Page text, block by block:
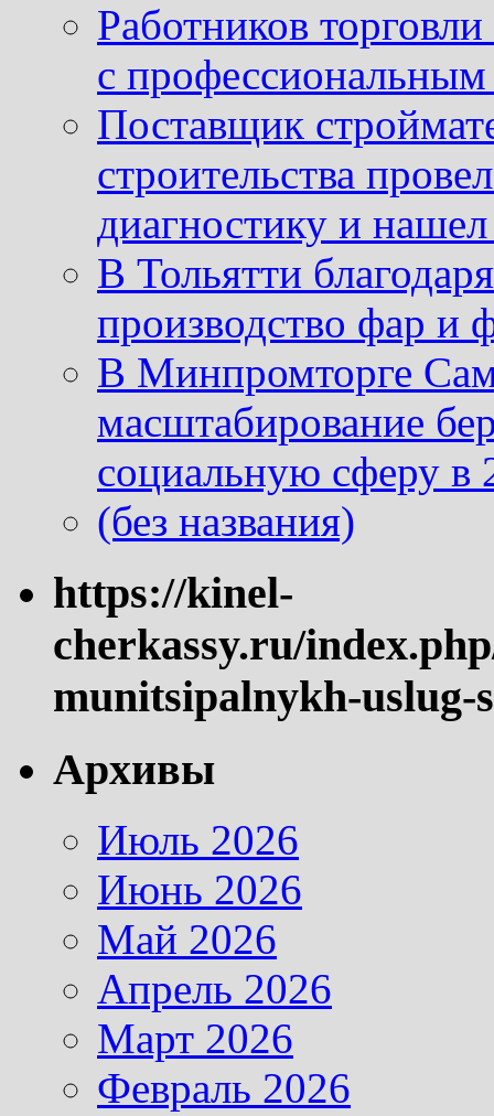
Работников
с
Поставщик
строительства
диагностику и
В Тольятти
производство фар и
В Минпромторге
масштабирование
социальную сферу в
(без названия)
https://kinel-
cherkassy.ru/
munitsipalnykh-uslug-
Архивы
Июль 2026
Июнь 2026
Май 2026
Апрель 2026
Март 2026
Февраль 2026